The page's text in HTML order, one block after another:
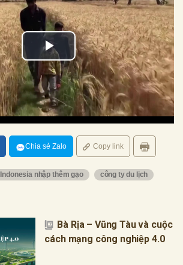
Chia sẻ Zalo Copy link
Indonesia nhập thêm gạo công ty du lịch
Bà Rịa – Vũng Tàu và cuộc
cách mạng công nghiệp 4.0